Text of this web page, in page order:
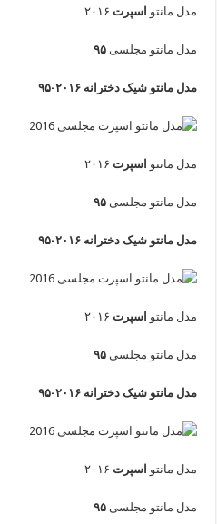
مدل مانتو اسپرت
مدل مانتو مجلسی۹۵
مدل مانتو شیک دخترانه ۲۰۱۶-۹۵
مدل مانتو اسپرت
مدل مانتو مجلسی۹۵
مدل مانتو شیک دخترانه ۲۰۱۶-۹۵
مدل مانتو اسپرت
مدل مانتو مجلسی۹۵
مدل مانتو شیک دخترانه ۲۰۱۶-۹۵
مدل مانتو اسپرت
مدل مانتو مجلسی۹۵